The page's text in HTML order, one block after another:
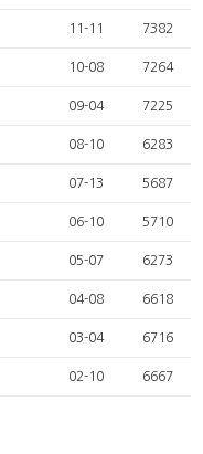
11-11 7382
10-08 7264
09-04 7225
08-10 6283
07-13 5687
06-10 5710
05-07 6273
04-08 6618
03-04 6716
02-10 6667